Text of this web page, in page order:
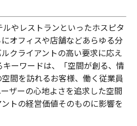
やレストランといったホスピタ
オフィスや店舗などあらゆる分
クライアントの高い要求に応え
キーワードは、「空間が創る、情
間を訪れるお客様、働く従業員
ザーの心地よさを追求した空間
トの経営価値そのものに影響を